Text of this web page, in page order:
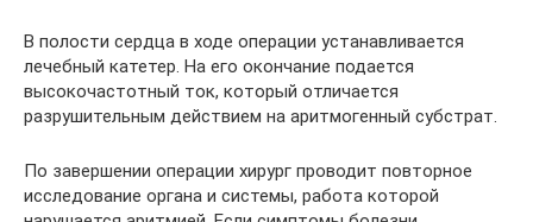
В полости сердца в ходе операции устанавливается
лечебный катетер. На его окончание подается
высокочастотный ток, который отличается
разрушительным действием на аритмогенный субстрат.
По завершении операции хирург проводит повторное
исследование органа и системы, работа которой